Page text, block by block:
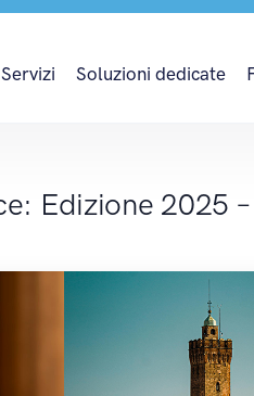
Servizi Soluzioni dedicate
Edizione 2025